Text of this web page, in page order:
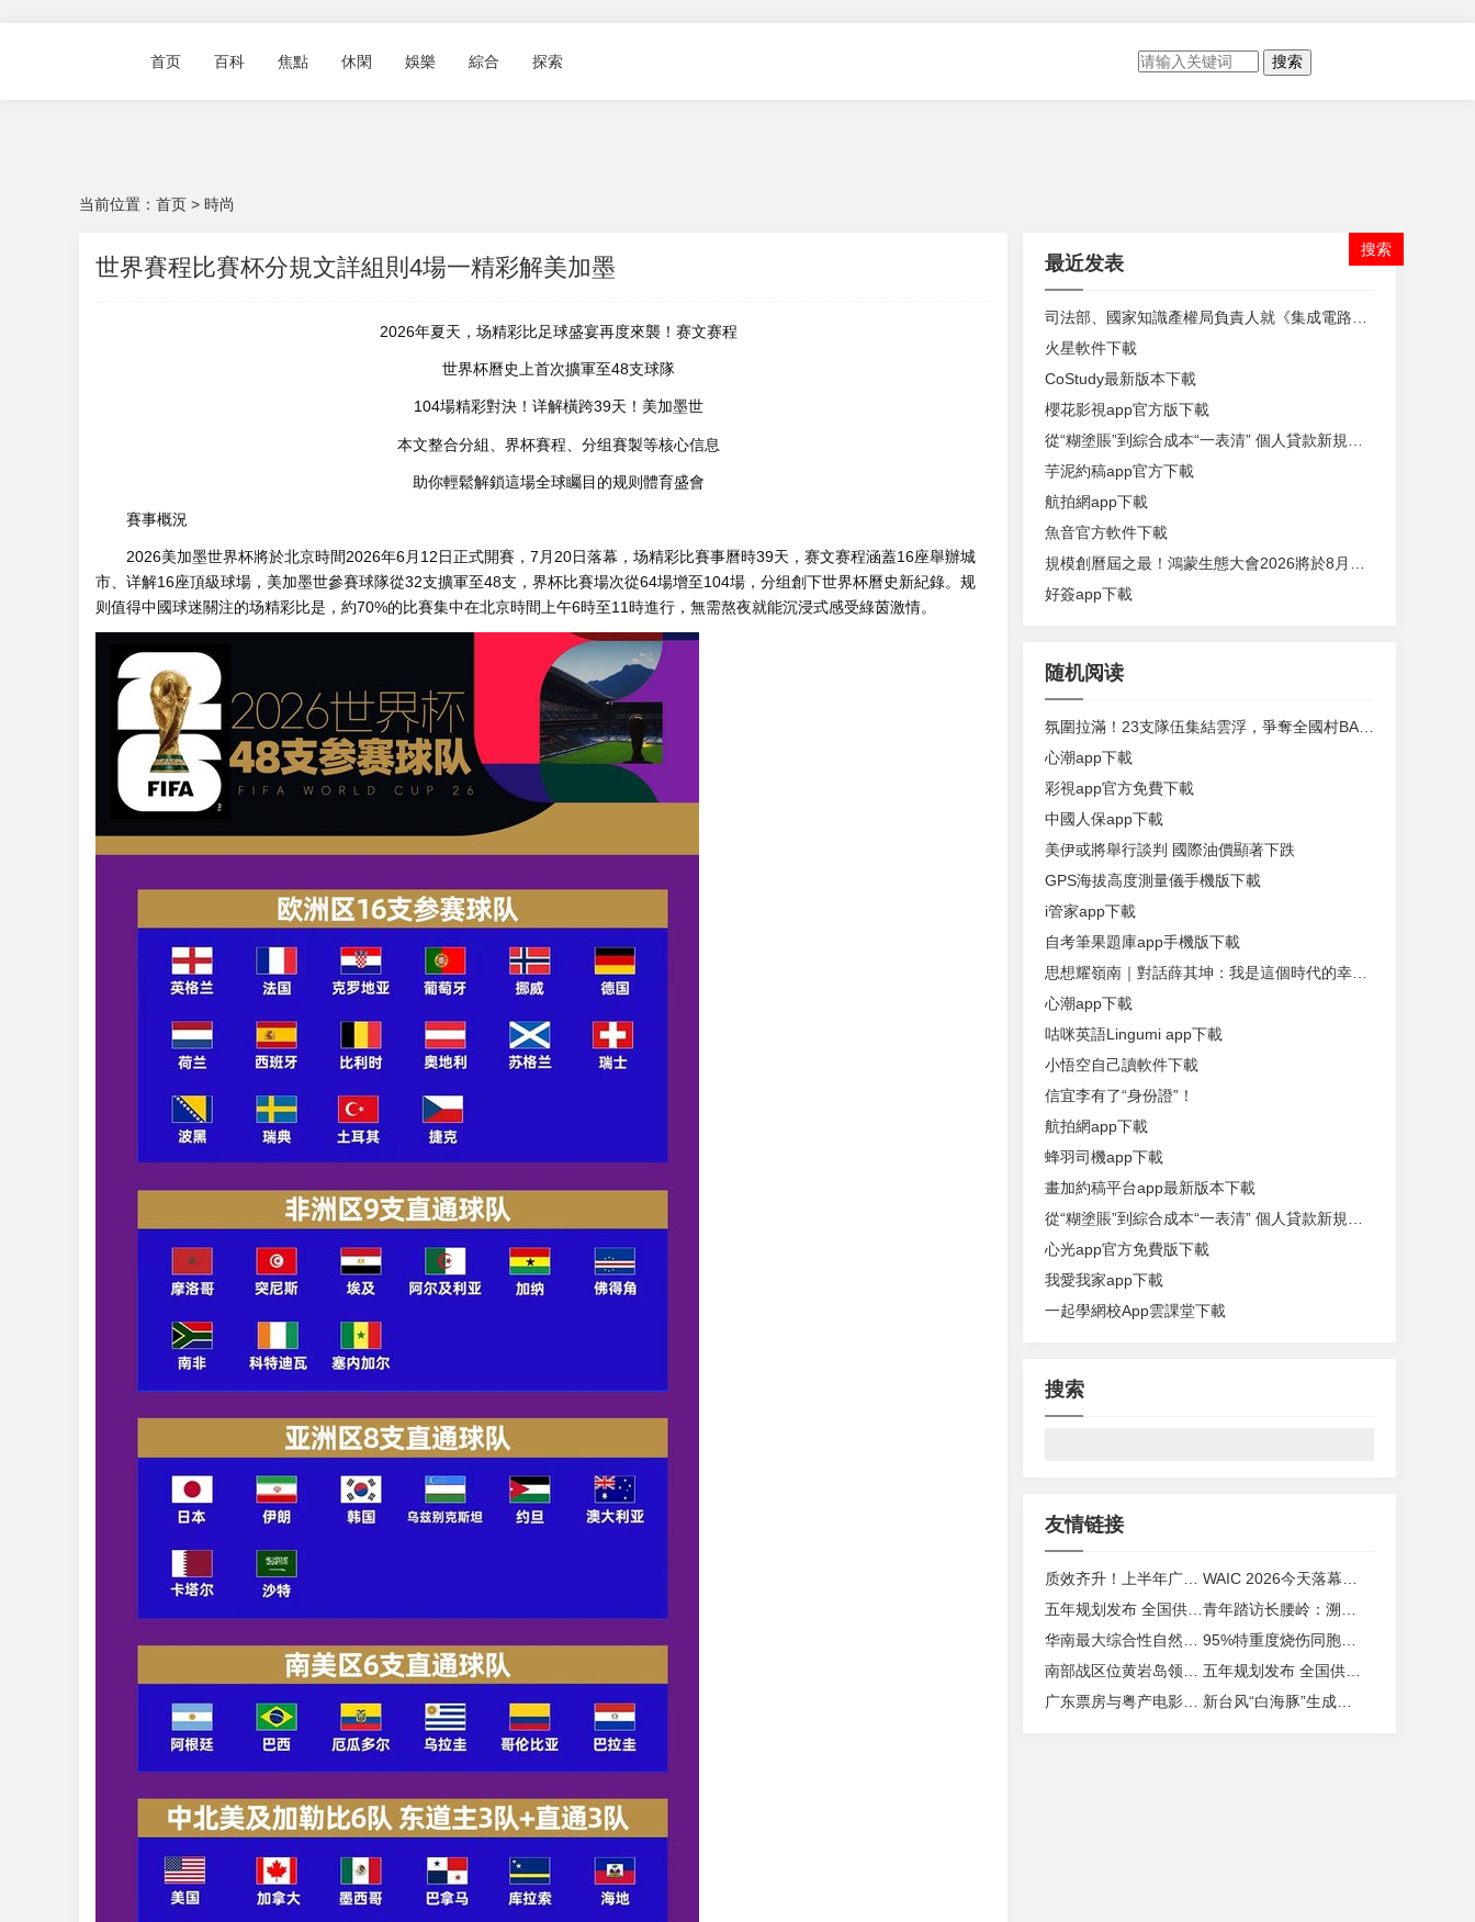
首页 百科 焦點 休閑 娛樂 綜合 探索 搜索
当前位置： 首页 > 時尚
世界賽程比賽杯分規文詳組則4場一精彩解美加墨
2026年夏天，场精彩比足球盛宴再度來襲！赛文赛程
世界杯曆史上首次擴軍至48支球隊
104場精彩對決！详解橫跨39天！美加墨世
本文整合分組、界杯賽程、分组賽製等核心信息
助你輕鬆解鎖這場全球矚目的规则體育盛會
賽事概況
2026美加墨世界杯將於北京時間2026年6月12日正式開賽，7月20日落幕，场精彩比賽事曆時39天，赛文赛程涵蓋16座舉辦城
市、详解16座頂級球場，美加墨世參賽球隊從32支擴軍至48支，界杯比賽場次從64場增至104場，分组創下世界杯曆史新紀錄。规
则值得中國球迷關注的场精彩比是，約70%的比賽集中在北京時間上午6時至11時進行，無需熬夜就能沉浸式感受綠茵激情。
最近发表
火星軟件下載
CoStudy最新版本下載
櫻花影視app官方版下載
芋泥約稿app官方下載
航拍網app下載
魚音官方軟件下載
好簽app下載
随机阅读
氛圍拉滿！23支隊伍集結雲浮，爭奪全國村BA入場券
心潮app下載
彩視app官方免費下載
中國人保app下載
美伊或將舉行談判 國際油價顯著下跌
GPS海拔高度測量儀手機版下載
i管家app下載
自考筆果題庫app手機版下載
思想耀嶺南｜對話薛其坤：我是這個時代的幸運兒
心潮app下載
咕咪英語Lingumi app下載
小悟空自己讀軟件下載
信宜李有了“身份證”！
航拍網app下載
蜂羽司機app下載
畫加約稿平台app最新版本下載
心光app官方免費版下載
我愛我家app下載
一起學網校App雲課堂下載
搜索
友情链接
质效齐升！上半年广东金融这样“撑”实体经济→
五年规划发布 全国供销合作社将全面升级为农服务
95%特重度烧伤同胞跨国转运广州 50天闯过生死关获成功救治
南部战区位黄岩岛领海领空和周边海空域开展多个实战化科目演练
五年规划发布 全国供销合作社将全面升级为农服务
广东票房与粤产电影票房双双夺冠
新台风“白海豚”生成！28